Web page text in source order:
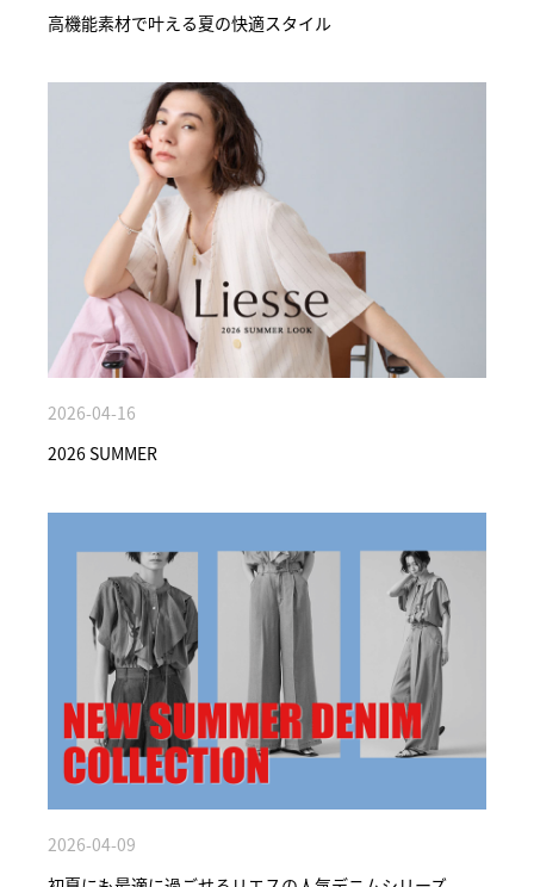
高機能素材で叶える夏の快適スタイル
2026-04-16
2026 SUMMER
2026-04-09